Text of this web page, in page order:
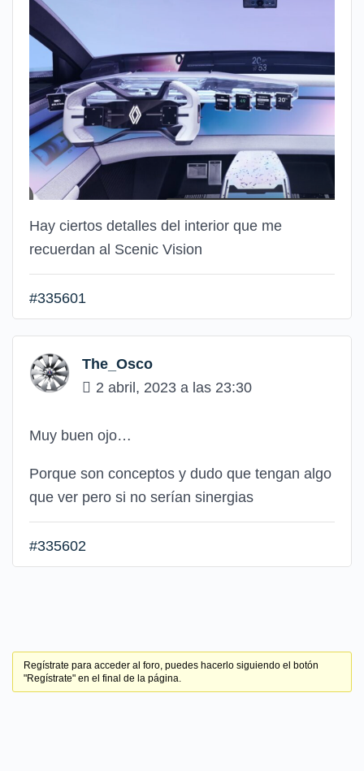
Hay ciertos detalles del interior que me
recuerdan al Scenic Vision
#335601
The_Osco
2 abril, 2023 a las 23:30
Muy buen ojo…
Porque son conceptos y dudo que tengan algo
que ver pero si no serían sinergias
#335602
Regístrate para acceder al foro, puedes hacerlo siguiendo el botón
"Regístrate" en el final de la página.